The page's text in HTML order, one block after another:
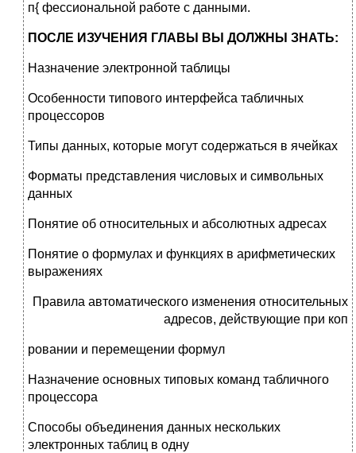
п{ фессиональной работе с данными.
ПОСЛЕ ИЗУЧЕНИЯ ГЛАВЫ ВЫ ДОЛЖНЫ ЗНАТЬ:
Назначение электронной таблицы
Особенности типового интерфейса табличных
процессоров
Типы данных, которые могут содержаться в ячейках
Форматы представления числовых и символьных
данных
Понятие об относительных и абсолютных адресах
Понятие о формулах и функциях в арифметических
выражениях
Правила автоматического изменения относительных
адресов, действующие при коп
ровании и перемещении формул
Назначение основных типовых команд табличного
процессора
Способы объединения данных нескольких
электронных таблиц в одну